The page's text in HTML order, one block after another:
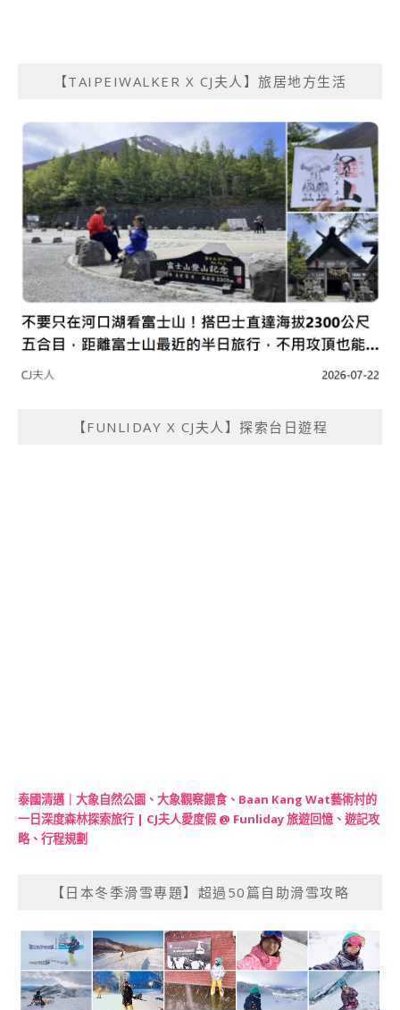
【TAIPEIWALKER X CJ夫人】旅居地方生活
【FUNLIDAY X CJ夫人】探索台日遊程
泰國清邁｜大象自然公園、大象觀察餵食、Baan Kang Wat藝術村的
一日深度森林探索旅行 | CJ夫人愛度假 @ Funliday 旅遊回憶、遊記攻
略、行程規劃
【日本冬季滑雪專題】超過50篇自助滑雪攻略